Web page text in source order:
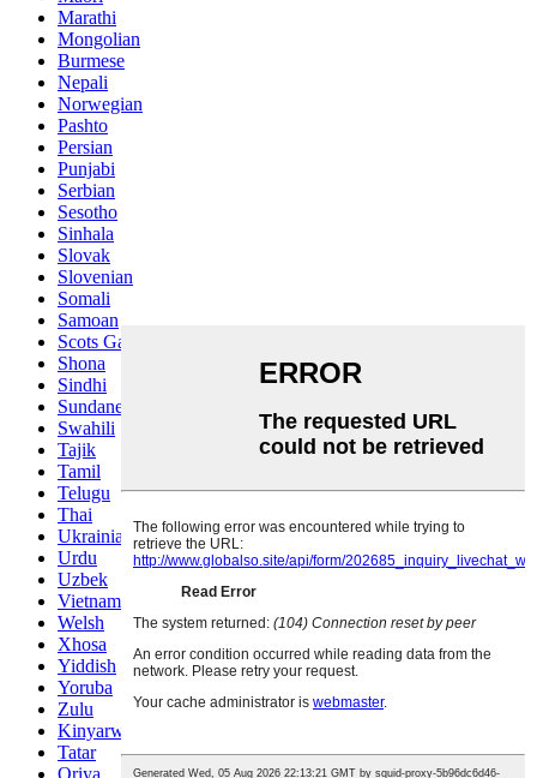
Marathi
Mongolian
Burmese
Nepali
Norwegian
Pashto
Persian
Punjabi
Serbian
Sesotho
Sinhala
Slovak
Slovenian
Somali
Samoan
Scots Gaelic
Shona
Sindhi
Sundanese
Swahili
Tajik
Tamil
Telugu
Thai
Ukrainian
Urdu
Uzbek
Vietnamese
Welsh
Xhosa
Yiddish
Yoruba
Zulu
Kinyarwanda
Tatar